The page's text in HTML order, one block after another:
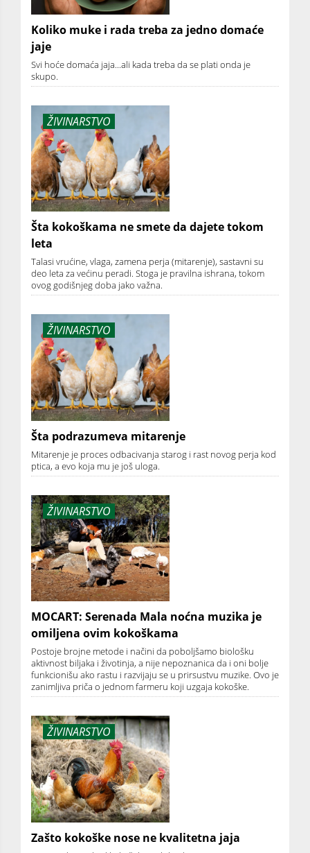
Koliko muke i rada treba za jedno domaće
jaje
Svi hoće domaća jaja...ali kada treba da se plati onda je
skupo.
ŽIVINARSTVO
Šta kokoškama ne smete da dajete tokom
leta
Talasi vrućine, vlaga, zamena perja (mitarenje), sastavni su
deo leta za većinu peradi. Stoga je pravilna ishrana, tokom
ovog godišnjeg doba jako važna.
ŽIVINARSTVO
Šta podrazumeva mitarenje
Mitarenje je proces odbacivanja starog i rast novog perja kod
ptica, a evo koja mu je još uloga.
ŽIVINARSTVO
MOCART: Serenada Mala noćna muzika je
omiljena ovim kokoškama
Postoje brojne metode i načini da poboljšamo biološku
aktivnost biljaka i životinja, a nije nepoznanica da i oni bolje
funkcionišu ako rastu i razvijaju se u prirsustvu muzike. Ovo je
zanimljiva priča o jednom farmeru koji uzgaja kokoške.
ŽIVINARSTVO
Zašto kokoške nose ne kvalitetna jaja